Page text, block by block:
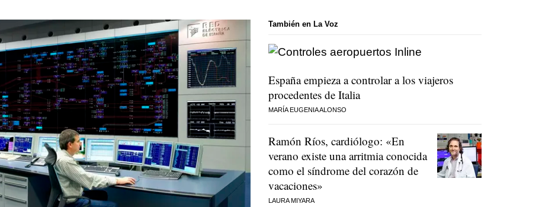
También en La Voz
España empieza a controlar a los viajeros
procedentes de Italia
MARÍA EUGENIA ALONSO
Ramón Ríos, cardiólogo: «En
verano existe una arritmia conocida
como el síndrome del corazón de
vacaciones»
LAURA MIYARA